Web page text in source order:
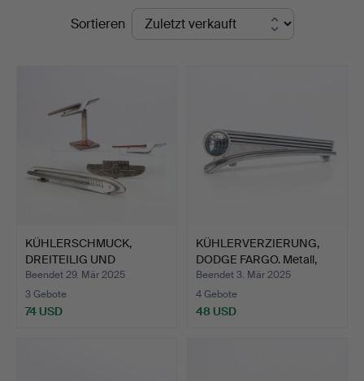
EndpreiseSortieren
KÜHLERSCHMUCK,
DREITEILIG UND
AUTOMARKE. V…
Beendet 29. Mär 2025
3 Gebote
74 USD
KÜHLERVERZIERUNG,
DODGE FARGO. Metall,
ver…
Beendet 3. Mär 2025
4 Gebote
48 USD